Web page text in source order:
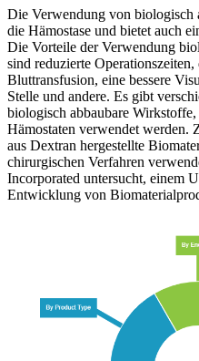
Die Verwendung von biologisch
die Hämostase und bietet auch
Die Vorteile der Verwendung
sind reduzierte
Bluttransfusion, eine bessere
Stelle und andere. Es gibt
biologisch abbaubare
Hämostaten verwendet
aus Dextran hergestellte
chirurgischen Verfahren
Incorporated untersucht, einem
Entwicklung von